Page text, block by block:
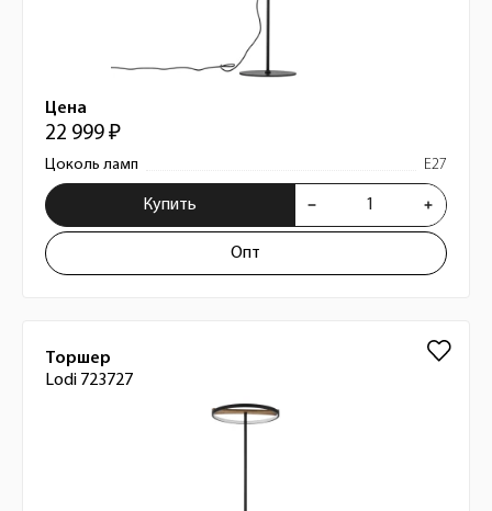
Цена
22 999 ₽
Цоколь ламп E27
Купить
Опт
Торшер
Lodi 723727